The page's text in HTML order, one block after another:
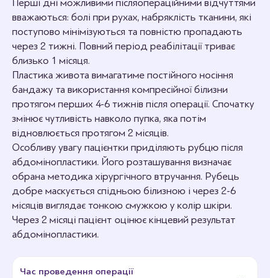
Перші дні можливими післяопераційними відчуттями
вважаються: болі при рухах, набряклість тканини, які
поступово мінімізуються та повністю пропадають
через 2 тижні. Повний період реабілітації триває
близько 1 місяця.
Пластика живота вимагатиме постійного носіння
бандажу та використання компресійної білизни
протягом перших 4-6 тижнів після операції. Спочатку
змінює чутливість навколо пупка, яка потім
відновлюється протягом 2 місяців.
Особливу увагу пацієнтки приділяють рубцю після
абдомінопластики. Його розташування визначає
обрана методика хірургічного втручання. Рубець
добре маскується спідньою білизною і через 2-6
місяців виглядає тонкою смужкою у колір шкіри.
Через 2 місяці пацієнт оцінює кінцевий результат
абдомінопластики.
Час проведення операції